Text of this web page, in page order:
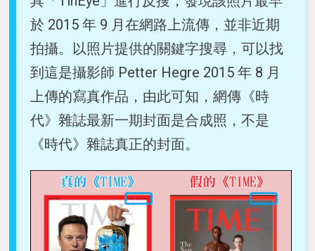
於 2015 年 9 月在網路上流傳，並非近期
拍攝。以照片提供的關鍵字搜尋，可以找
到這是攝影師 Petter Hegre 2015 年 8 月
上傳的寫真作品，由此可知，網傳《時
代》雜誌最新一期封面是合成照，不是
《時代》雜誌真正的封面。